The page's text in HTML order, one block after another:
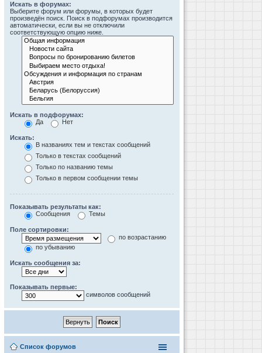
Искать в форумах:
Выберите форум или форумы, в которых будет
произведён поиск. Поиск в подфорумах производится
автоматически, если вы не отключили
соответствующую опцию ниже.
Искать в подфорумах:
Да
Нет
Искать:
В названиях тем и текстах сообщений
Только в текстах сообщений
Только по названию темы
Только в первом сообщении темы
Показывать результаты как:
Сообщения
Темы
Поле сортировки:
по возрастанию
по убыванию
Искать сообщения за:
Показывать первые:
символов сообщений
Список форумов